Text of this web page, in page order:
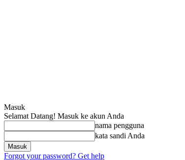
Masuk
Selamat Datang! Masuk ke akun Anda
nama pengguna
kata sandi Anda
Forgot your password? Get help